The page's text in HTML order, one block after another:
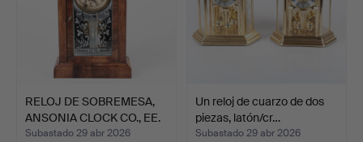
RELOJ DE SOBREMESA,
ANSONIA CLOCK CO., EE.
…
Subastado 29 abr 2026
Un reloj de cuarzo de dos
piezas, latón/cr…
Subastado 29 abr 2026